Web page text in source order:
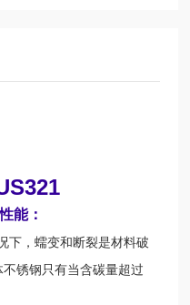
能：
下，蠕变和断裂是材料破
锈钢只有当含碳量超过